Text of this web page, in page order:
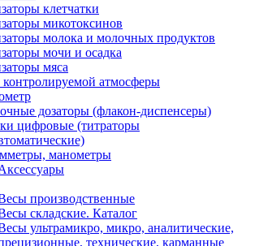
клетчатки
микотоксинов
молока и молочных продуктов
мочи и осадка
мяса
атмосферы
дозаторы (флакон-диспенсеры)
цифровые (титраторы
манометры
производственные
складские. Каталог
ультрамикро, микро, аналитические,
технические, карманные